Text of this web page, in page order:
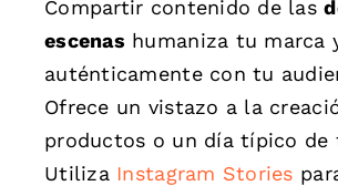
Compartir contenido de las
escenas humaniza tu marca
auténticamente con tu
Ofrece un vistazo a la
productos o un día típico de
Utiliza Instagram Stories